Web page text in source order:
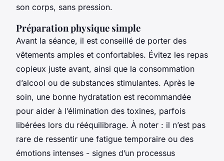
son corps, sans pression.
Préparation physique simple
Avant la séance, il est conseillé de porter des
vêtements amples et confortables. Évitez les repas
copieux juste avant, ainsi que la consommation
d’alcool ou de substances stimulantes. Après le
soin, une bonne hydratation est recommandée
pour aider à l’élimination des toxines, parfois
libérées lors du rééquilibrage. À noter : il n’est pas
rare de ressentir une fatigue temporaire ou des
émotions intenses - signes d’un processus